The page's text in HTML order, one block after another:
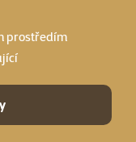
prostředím